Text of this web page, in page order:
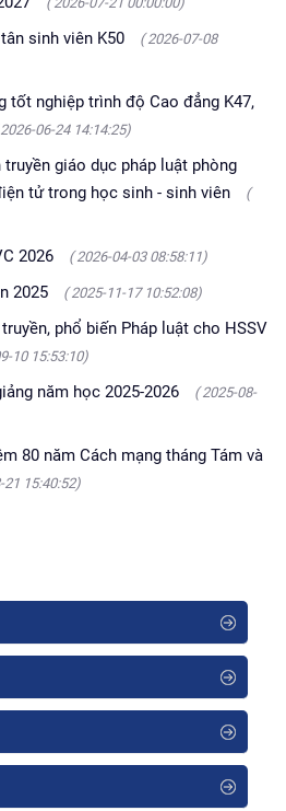
sinh viên K50
( 2026-07-08
tốt nghiệp trình độ Cao đẳng K47,
06-24 14:14:25)
giáo dục pháp luật phòng
tử trong học sinh - sinh viên
(
2026 ( 2026-04-03 08:58:11)
2025 ( 2025-11-17 10:52:08)
phổ biến Pháp luật cho HSSV
10 15:53:10)
năm học 2025-2026
( 2025-08-
80 năm Cách mạng tháng Tám và
21 15:40:52)